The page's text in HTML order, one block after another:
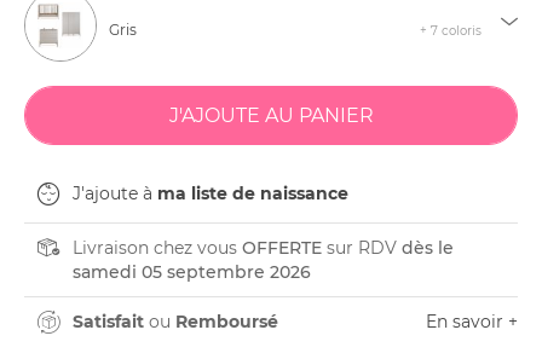
Gris + 7 coloris
J'ajoute à ma liste de naissance
Livraison chez vous OFFERTE sur RDV dès le
samedi 05 septembre 2026
Satisfait ou Remboursé En savoir +